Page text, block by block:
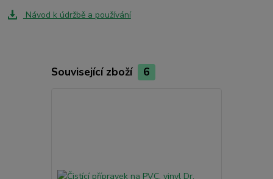
Návod k údržbě a používání
Související zboží 6